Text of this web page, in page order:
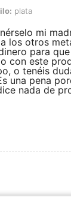
plata
mi
los otros
para
con este
o tenéis
una pena
nada de